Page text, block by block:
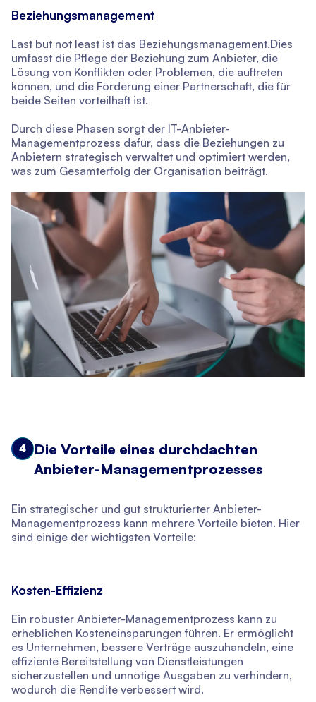
Beziehungsmanagement
Last but not least ist das Beziehungsmanagement.Dies
umfasst die Pflege der Beziehung zum Anbieter, die
Lösung von Konflikten oder Problemen, die auftreten
können, und die Förderung einer Partnerschaft, die für
beide Seiten vorteilhaft ist.
Durch diese Phasen sorgt der IT-Anbieter-
Managementprozess dafür, dass die Beziehungen zu
Anbietern strategisch verwaltet und optimiert werden,
was zum Gesamterfolg der Organisation beiträgt.
4
Die Vorteile eines durchdachten
Anbieter-Managementprozesses
Ein strategischer und gut strukturierter Anbieter-
Managementprozess kann mehrere Vorteile bieten. Hier
sind einige der wichtigsten Vorteile:
Kosten-Effizienz
Ein robuster Anbieter-Managementprozess kann zu
erheblichen Kosteneinsparungen führen. Er ermöglicht
es Unternehmen, bessere Verträge auszuhandeln, eine
effiziente Bereitstellung von Dienstleistungen
sicherzustellen und unnötige Ausgaben zu verhindern,
wodurch die Rendite verbessert wird.